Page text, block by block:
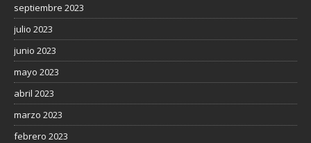
septiembre 2023
julio 2023
junio 2023
mayo 2023
abril 2023
marzo 2023
febrero 2023